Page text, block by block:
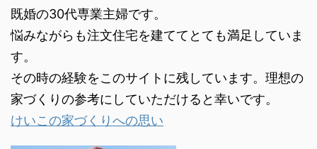
既婚の30代専業主婦です。
悩みながらも注文住宅を建ててとても満足していま
す。
その時の経験をこのサイトに残しています。理想の
家づくりの参考にしていただけると幸いです。
けいこの家づくりへの思い